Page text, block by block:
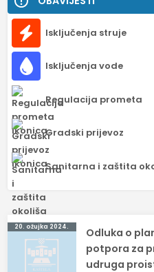
Isključenja struje
Isključenja vode
Regulacija prometa
Gradski prijevoz
Sanitarna i zaštita
Navigacija
objava
20. ožujka 2024.
Odluka o
potpora za
udruga